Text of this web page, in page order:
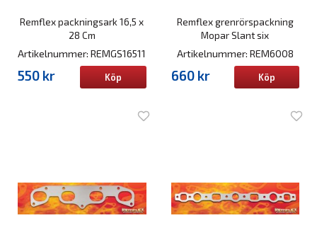
Remflex packningsark 16,5 x
28 Cm
Artikelnummer: REMGS16511
550 kr Köp
Remflex grenrörspackning
Mopar Slant six
Artikelnummer: REM6008
660 kr Köp